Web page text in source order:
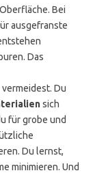
Bei
ausgefranste
Das
Du
sich
für grobe und
Du lernst,
minimieren. Und